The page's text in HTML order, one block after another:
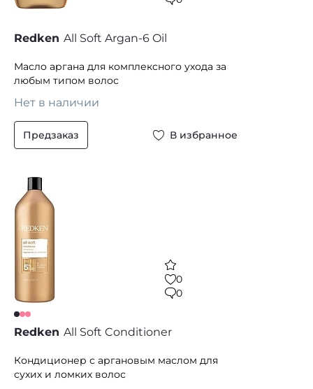
Redken All Soft Argan-6 Oil
Масло аргана для комплексного ухода за
любым типом волос
Нет в наличии
Предзаказ В избранное
0
0
Redken All Soft Conditioner
Кондиционер с аргановым маслом для
сухих и ломких волос